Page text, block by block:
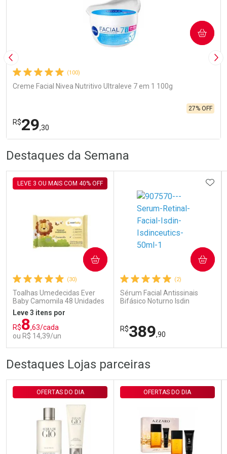
Imagem Anterior
(100)
Creme Facial Nivea Nutritivo Ultraleve 7 em 1 100g
R$29,30
27% OFF
COMPRAR
Laboratório
Ativar Desconto
Comprar sem Desconto
Por R$ 29,30/cada
Por Menos
Comprar sem Desconto
Por R$ 29,30/cada
Destaques da Semana
(30)
Toalhas Umedecidas Ever
Baby Camomila 48 Unidades
LEVE 3 OU MAIS COM 40% OFF
Leve 3 itens por
R$8,63/cada
ou R$ 14,39/un
COMPRAR
FECHAR
Laboratório
FECHAR
Por Menos
(2)
Sérum Facial Antissinais
Bifásico Noturno Isdin
R$389,90
COMPRAR
Por Menos
Destaques Lojas parceiras
OFERTAS DO DIA OFERTAS DO DIA